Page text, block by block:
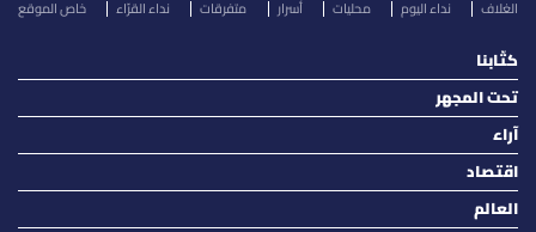
الغلاف نداء اليوم محليات أسرار متفرقات نداء القرّاء خاص الموقع
كتّابنا
تحت المجهر
آراء
اقتصاد
العالم